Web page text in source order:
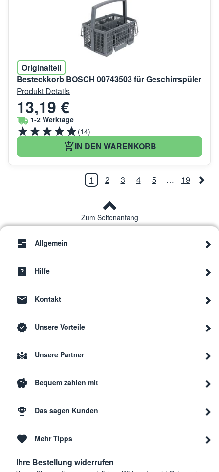
Originalteil
Besteckkorb BOSCH 00743503 für Geschirrspüler
Produkt Details
13,19 €
1-2 Werktage
(14)
IN DEN WARENKORB
1 2 3 4 5 … 19
Zum Seitenanfang
Allgemein
Hilfe
Kontakt
Unsere Vorteile
Unsere Partner
Bequem zahlen mit
Das sagen Kunden
Mehr Tipps
Ihre Bestellung widerrufen